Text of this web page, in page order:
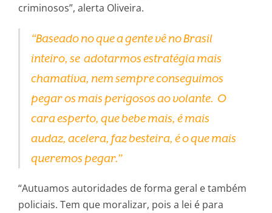
criminosos”, alerta Oliveira.
“Baseado no que a gente vê no Brasil
inteiro, se adotarmos estratégia mais
chamativa, nem sempre conseguimos
pegar os mais perigosos ao volante. O
cara esperto, que bebe mais, é mais
audaz, acelera, faz besteira, é o que mais
queremos pegar.”
“Autuamos autoridades de forma geral e também
policiais. Tem que moralizar, pois a lei é para